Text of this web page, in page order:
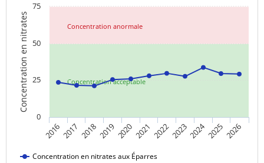
Concentration acceptable
Concentration anormale
Concentration en nitrates
Concentration en nitrates aux Éparres
20162017 2018201920202021 20222023202420252026
0
25
50
75